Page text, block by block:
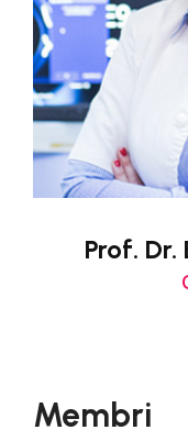
Prof.
Membri